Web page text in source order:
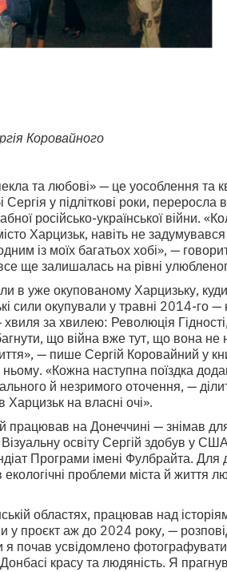
Коровайного
та любові» — це уособлення та
у підліткові роки, переросла
російсько-української війни.
Харцизьк, навіть не
із моїх багатьох хобі», —
ще залишалась на рівні
в уже окупованому Харцизьку,
сили окупували у травні 2014-го —
хвиля за хвилею: Революція
що війна вже тут, що вона не
— пише Сергій Коровайний у
«Кожна наступна поїздка
й незримого оточення, —
на власні очі».
на Донеччині — знімав
Візуальну освіту Сергій здобув у
Програми імені Фулбрайта.
проблеми міста й життя
областях, працював над
у проєкт аж до 2024 року, —
почав усвідомлено
красу та людяність. Я